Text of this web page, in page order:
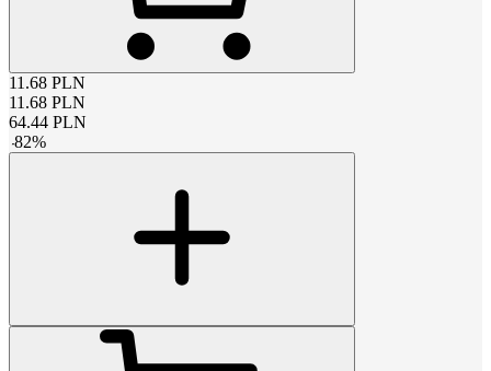
11.68 PLN
11.68 PLN
64.44 PLN
-82%